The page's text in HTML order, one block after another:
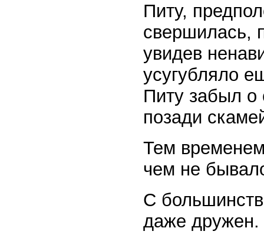
Питу,
свершилась,
увидев
усугубляло
Питу забыл о
позади
Тем
чем не
С
даже дружен.